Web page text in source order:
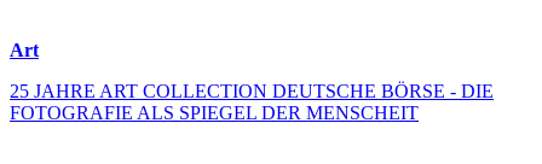
Art
25 JAHRE ART COLLECTION DEUTSCHE BÖRSE - DIE
FOTOGRAFIE ALS SPIEGEL DER MENSCHEIT